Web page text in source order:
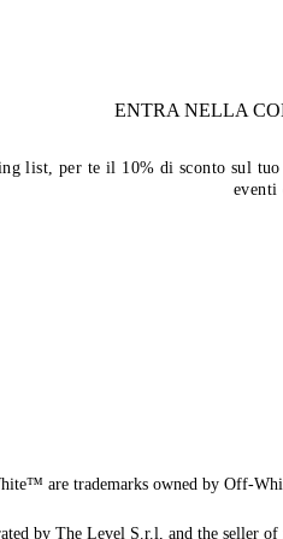
ENTRA NELLA
list, per te il 10% di sconto sul
eventi
are trademarks owned by Off-
by The Level S.r.l, and the seller